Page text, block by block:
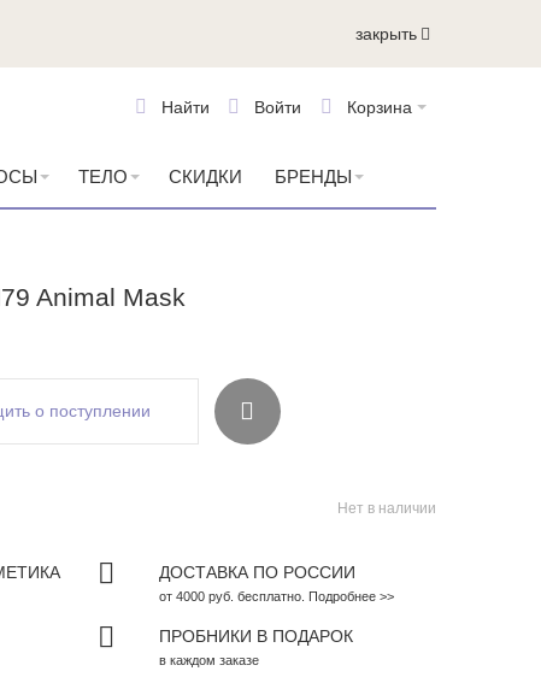
закрыть
Корзина
Войти
Найти
ТЕЛО СКИДКИ БРЕНДЫ
Animal Mask
о поступлении
Нет в наличии
ДОСТАВКА ПО РОССИИ
от 4000 руб. бесплатно. Подробнее >>
ПРОБНИКИ В ПОДАРОК
в каждом заказе